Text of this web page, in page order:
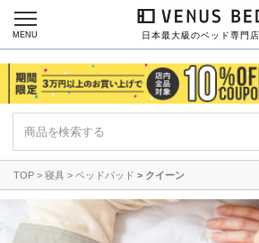
日本最大級のベッド専門店
MENU
TOP 寝具 ベッドパッド クイーン